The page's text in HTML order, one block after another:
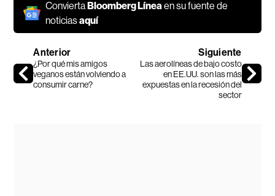
ConviertaBloomberg Líneaen su fuente de
noticiasaquí
Anterior
¿Por qué mis amigos
veganos están volviendo a
consumir carne?
Siguiente
Las aerolíneas de bajo costo
en EE.UU. son las más
expuestas en la recesión del
sector